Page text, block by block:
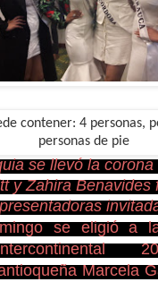
se llevó la corona
y Zahira Benavides
presentadoras
se eligió a
Marcela